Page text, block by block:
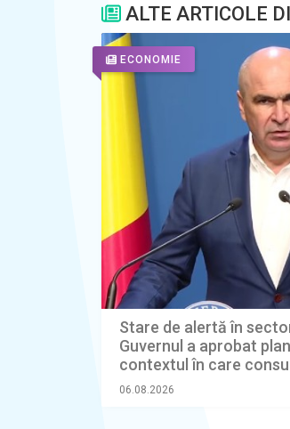
ALTE ARTICOLE
ECONOMIE
Stare de alertă în
Guvernul a aprobat
contextul în care
industriali ar putea fi
06.08.2026